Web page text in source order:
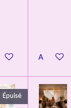
au panierAjouter
Épuisé